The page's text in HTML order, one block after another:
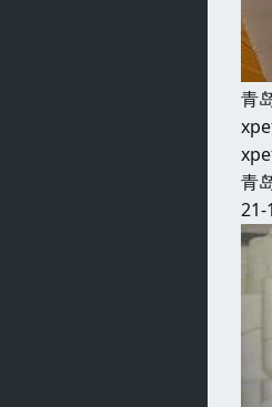
青
青
21-